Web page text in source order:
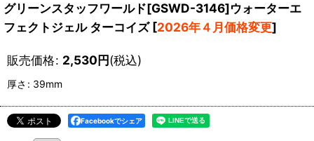
グリーンスタッフワールド[GSWD-3146]ウォーターエ
フェクトジェル ターコイズ [2026年４月価格変更]
販売価格: 2,530円(税込)
厚さ : 39mm
Facebookでシェア